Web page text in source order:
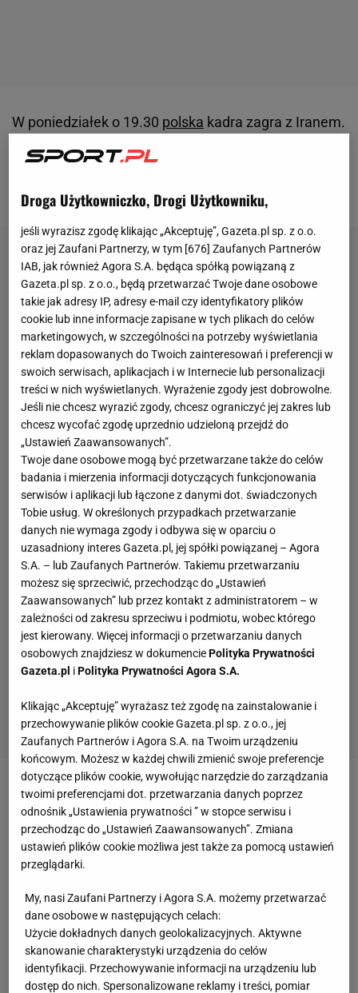
W poniedziałek o 19.30 polska kadra zagra z Iranem.
awansie do kolejnej rundy mistrzostw świata. Biało-
czerwoni gotowi są na prowokacje ze strony Persów.
>> Polska - Iran. Gdzie obejrzeć mecz? Transmisja
TV
Sara Kalisz: Irańczycy to pierwszy poważny
świata. Znani są z prowokowania. Czy i wy jako
sztab szkoleniowy daliście swoim zawodnikom
zielone światło w tej materii?
Droga Użytkowniczko, Drogi Użytkowniku,
jeśli wyrazisz zgodę klikając „Akceptuję”, Gazeta.pl sp. z o.o.
oraz jej Zaufani Partnerzy, w tym [676] Zaufanych Partnerów
IAB, jak również Agora S.A. będąca spółką powiązaną z
Gazeta.pl sp. z o.o., będą przetwarzać Twoje dane osobowe
takie jak adresy IP, adresy e-mail czy identyfikatory plików
cookie lub inne informacje zapisane w tych plikach do celów
marketingowych, w szczególności na potrzeby wyświetlania
reklam dopasowanych do Twoich zainteresowań i preferencji w
swoich serwisach, aplikacjach i w Internecie lub personalizacji
treści w nich wyświetlanych. Wyrażenie zgody jest dobrowolne.
Jeśli nie chcesz wyrazić zgody, chcesz ograniczyć jej zakres lub
chcesz wycofać zgodę uprzednio udzieloną przejdź do
„Ustawień Zaawansowanych”.
Twoje dane osobowe mogą być przetwarzane także do celów
badania i mierzenia informacji dotyczących funkcjonowania
serwisów i aplikacji lub łączone z danymi dot. świadczonych
Tobie usług. W określonych przypadkach przetwarzanie
danych nie wymaga zgody i odbywa się w oparciu o
uzasadniony interes Gazeta.pl, jej spółki powiązanej – Agora
S.A. – lub Zaufanych Partnerów. Takiemu przetwarzaniu
możesz się sprzeciwić, przechodząc do „Ustawień
Zaawansowanych” lub przez kontakt z administratorem – w
zależności od zakresu sprzeciwu i podmiotu, wobec którego
jest kierowany. Więcej informacji o przetwarzaniu danych
osobowych znajdziesz w dokumenciePolityka Prywatności
Gazeta.pl iPolityka Prywatności Agora S.A.
Klikając „Akceptuję” wyrażasz też zgodę na zainstalowanie i
przechowywanie plików cookie Gazeta.pl sp. z o.o., jej
Zaufanych Partnerów i Agora S.A. na Twoim urządzeniu
końcowym. Możesz w każdej chwili zmienić swoje preferencje
dotyczące plików cookie, wywołując narzędzie do zarządzania
twoimi preferencjami dot. przetwarzania danych poprzez
odnośnik „Ustawienia prywatności ” w stopce serwisu i
przechodząc do „Ustawień Zaawansowanych”. Zmiana
ustawień plików cookie możliwa jest także za pomocą ustawień
przeglądarki.
My, nasi Zaufani Partnerzy i Agora S.A. możemy przetwarzać
dane osobowe w następujących celach:
Użycie dokładnych danych geolokalizacyjnych. Aktywne
skanowanie charakterystyki urządzenia do celów
identyfikacji. Przechowywanie informacji na urządzeniu lub
dostęp do nich. Spersonalizowane reklamy i treści, pomiar